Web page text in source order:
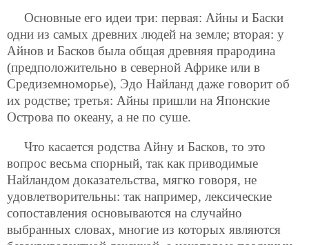
Основные его идеи три: первая: Айны и Баски
одни из самых древних людей на земле; вторая: у
Айнов и Басков была общая древняя прародина
(предположительно в северной Африке или в
Средиземноморье), Эдо Найланд даже говорит об
их родстве; третья: Айны пришли на Японские
Острова по океану, а не по суше.
Что касается родства Айну и Басков, то это
вопрос весьма спорный, так как приводимые
Найландом доказательства, мягко говоря, не
удовлетворительны: так например, лексические
сопоставления основываются на случайно
выбранных словах, многие из которых являются